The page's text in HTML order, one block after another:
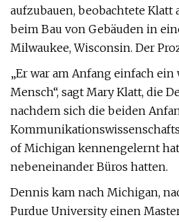
aufzubauen, beobachtete Klatt
beim Bau von Gebäuden in
Milwaukee, Wisconsin. Der
„Er war am Anfang einfach
Mensch“, sagt Mary Klatt, die
nachdem sich die beiden
of Michigan kennengelernt
nebeneinander Büros hatten.
Dennis kam nach Michigan,
Purdue University einen